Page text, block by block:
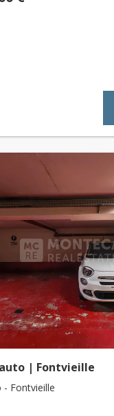
| Fontvieille
- Fontvieille